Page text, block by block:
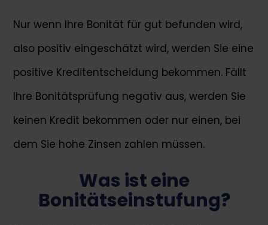
Nur wenn Ihre Bonität für gut befunden wird,
also positiv eingeschätzt wird, werden Sie eine
positive Kreditentscheidung bekommen. Fällt
Ihre Bonitätsprüfung negativ aus, werden Sie
keinen Kredit bekommen oder nur einen, bei
dem Sie hohe Zinsen zahlen müssen.
Was ist eine
Bonitätseinstufung?